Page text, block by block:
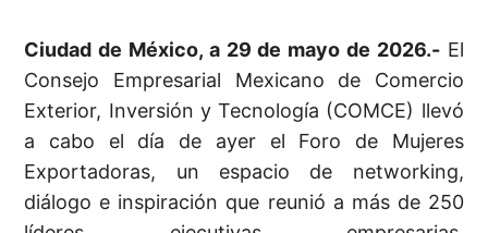
Ciudad de México, a 29 de mayo de 2026.-El
Consejo Empresarial Mexicano de Comercio
Exterior, Inversión y Tecnología (COMCE) llevó
a cabo el día de ayer el Foro de Mujeres
Exportadoras, un espacio de networking,
diálogo e inspiración que reunió a más de 250